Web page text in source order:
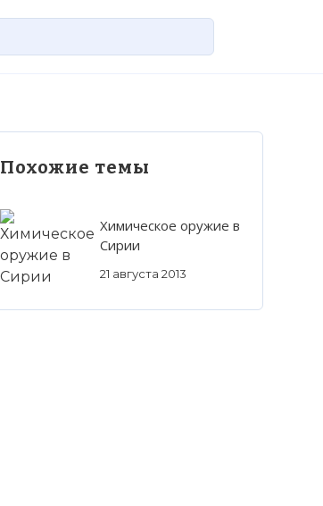
Похожие темы
Химическое оружие в
Сирии
21 августа 2013